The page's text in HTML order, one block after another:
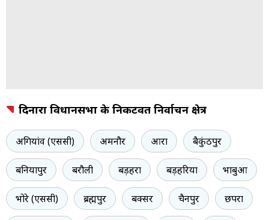
दिनारा विधानसभा के निकटवर्ती निर्वाचन क्षेत्र
अगियांव (एससी) अमनौर आरा बैकुंठपुर
बनियापुर बरौली बड़हरा बड़हरिया भाबुआ
भोरे (एससी) ब्रह्मपुर बक्सर चैनपुर छपरा